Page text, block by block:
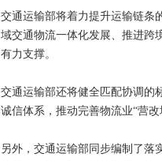
交通运输部将着力提升运输链条
域交通物流一体化发展、推进跨
有力支撑。
交通运输部还将健全匹配协调的
诚信体系，推动完善物流业“营
另外，交通运输部同步编制了落